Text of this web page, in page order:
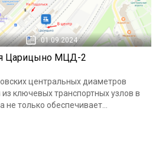
01.09.2024
Царицыно МЦД-2
центральных диаметров
ключевых транспортных узлов в
только обеспечивает...